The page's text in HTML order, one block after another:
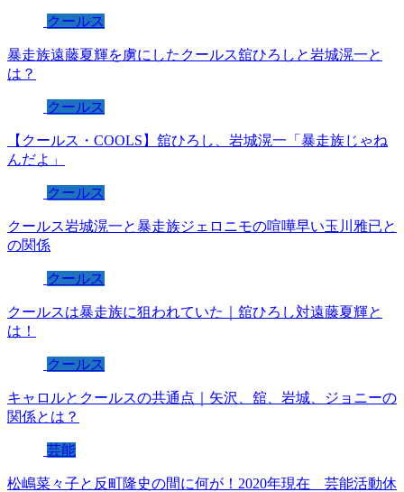
クールス
暴走族遠藤夏輝を虜にしたクールス舘ひろしと岩城滉一と
は？
クールス
【クールス・COOLS】舘ひろし、岩城滉一「暴走族じゃね
んだよ」
クールス
クールス岩城滉一と暴走族ジェロニモの喧嘩早い玉川雅已と
の関係
クールス
クールスは暴走族に狙われていた｜舘ひろし対遠藤夏輝と
は！
クールス
キャロルとクールスの共通点｜矢沢、舘、岩城、ジョニーの
関係とは？
芸能
松嶋菜々子と反町隆史の間に何が！2020年現在 芸能活動休